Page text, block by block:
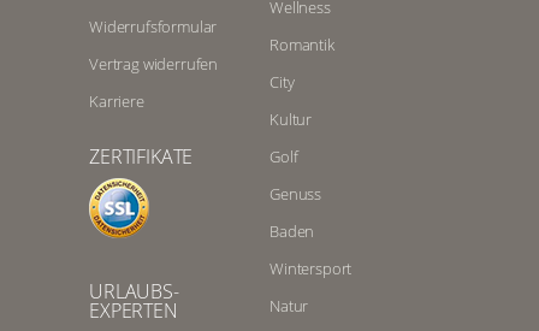
Widerrufsformular
Vertrag widerrufen
Karriere
ZERTIFIKATE
URLAUBS-
EXPERTEN
Wellness
Romantik
City
Kultur
Golf
Genuss
Baden
Wintersport
Natur